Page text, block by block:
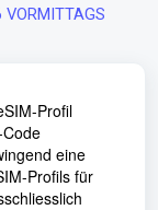
Profil
eine
Profils für